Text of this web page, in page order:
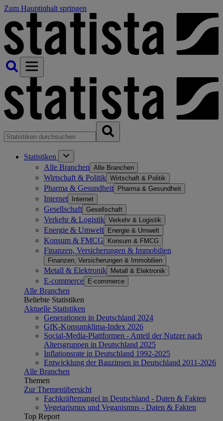
Zum Hauptinhalt springen
Statistiken
Alle Branchen Alle Branchen
Wirtschaft & Politik Wirtschaft & Politik
Pharma & Gesundheit Pharma & Gesundheit
Internet Internet
Gesellschaft Gesellschaft
Verkehr & Logistik Verkehr & Logistik
Energie & Umwelt Energie & Umwelt
Konsum & FMCG Konsum & FMCG
Finanzen, Versicherungen & Immobilien
Finanzen, Versicherungen & Immobilien
Metall & Elektronik Metall & Elektronik
E-commerce E-commerce
Alle Branchen
Beliebte Statistiken
Aktuelle Statistiken
Generationen in Deutschland 2024
GfK-Konsumklima-Index 2026
Social-Media-Plattformen - Anteil der Nutzer nach
Altersgruppen in Deutschland 2025
Inflationsrate in Deutschland 1992-2025
Entwicklung der Bauzinsen in Deutschland 2011-2026
Alle Branchen
Themen
Zur Themenübersicht
Fachkräftemangel in Deutschland - Daten & Fakten
Vegetarismus und Veganismus - Daten & Fakten
Top Report